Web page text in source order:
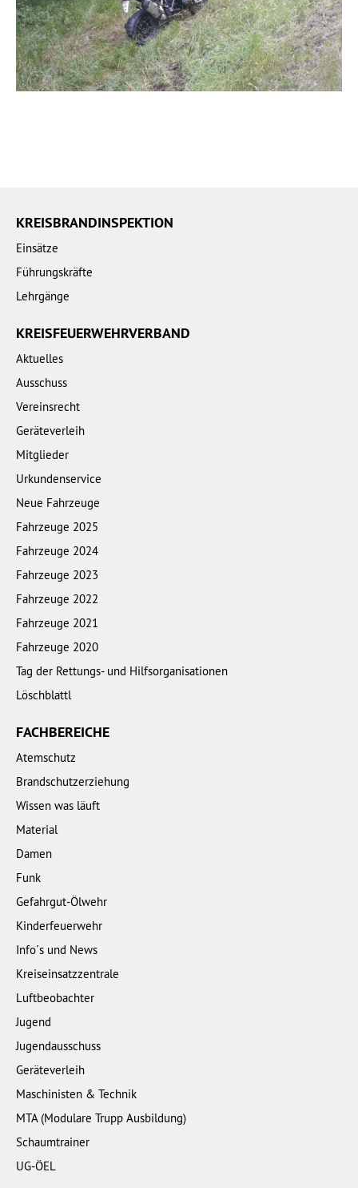
KREISBRANDINSPEKTION
Einsätze
Führungskräfte
Lehrgänge
KREISFEUERWEHRVERBAND
Aktuelles
Ausschuss
Vereinsrecht
Geräteverleih
Mitglieder
Urkundenservice
Neue Fahrzeuge
Fahrzeuge 2025
Fahrzeuge 2024
Fahrzeuge 2023
Fahrzeuge 2022
Fahrzeuge 2021
Fahrzeuge 2020
Tag der Rettungs- und Hilfsorganisationen
Löschblattl
FACHBEREICHE
Atemschutz
Brandschutzerziehung
Wissen was läuft
Material
Damen
Funk
Gefahrgut-Ölwehr
Kinderfeuerwehr
Info´s und News
Kreiseinsatzzentrale
Luftbeobachter
Jugend
Jugendausschuss
Geräteverleih
Maschinisten & Technik
MTA (Modulare Trupp Ausbildung)
Schaumtrainer
UG-ÖEL